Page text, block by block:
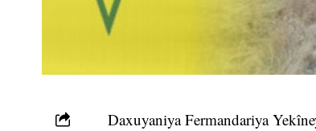
Daxuyaniya Fermandariya